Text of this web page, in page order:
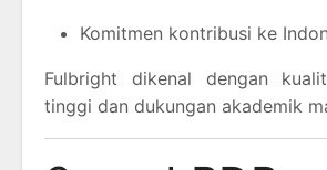
Komitmen kontribusi ke
Fulbright dikenal dengan
tinggi dan dukungan akademik